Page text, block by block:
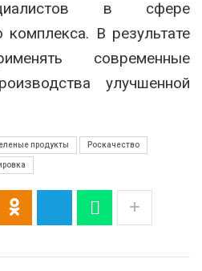
в сфере
В результате
современные
улучшенной
продукты Роскачество